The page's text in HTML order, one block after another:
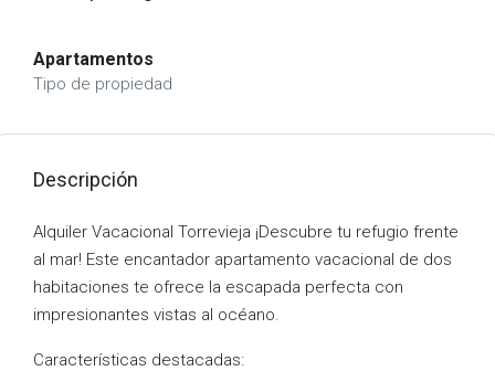
Apartamentos
Tipo de propiedad
Descripción
Alquiler Vacacional Torrevieja ¡Descubre tu refugio frente
al mar! Este encantador apartamento vacacional de dos
habitaciones te ofrece la escapada perfecta con
impresionantes vistas al océano.
Características destacadas: